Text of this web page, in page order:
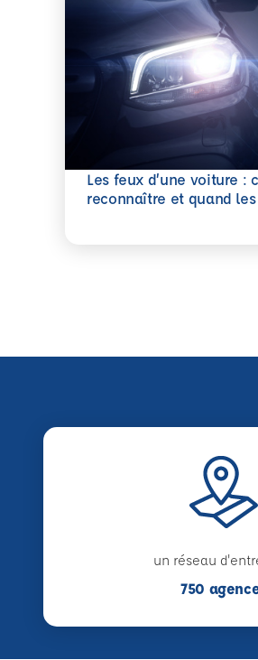
Les feux d’une voiture :
reconnaître et quand
En savoir plus
un réseau
750